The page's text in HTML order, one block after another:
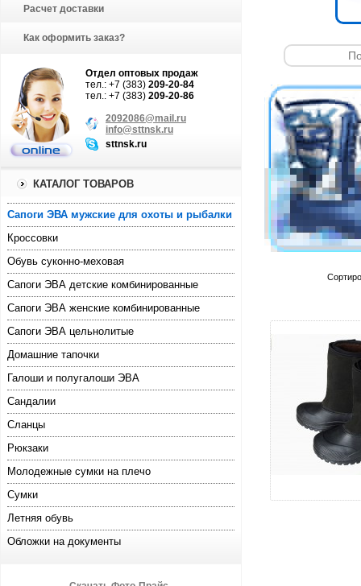
Расчет доставки
Как оформить заказ?
Отдел оптовых продаж
тел.: +7 (383) 209-20-84
тел.: +7 (383) 209-20-86
2092086@mail.ru
info@sttnsk.ru
sttnsk.ru
КАТАЛОГ ТОВАРОВ
Cапоги ЭВА мужские для охоты и рыбалки
Кроссовки
Обувь суконно-меховая
Сапоги ЭВА детские комбинированные
Сапоги ЭВА женские комбинированные
Сапоги ЭВА цельнолитые
Домашние тапочки
Галоши и полугалоши ЭВА
Сандалии
Сланцы
Рюкзаки
Молодежные сумки на плечо
Сумки
Летняя обувь
Обложки на документы